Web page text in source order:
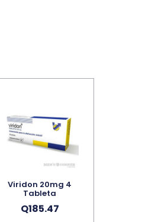
Viridon 20mg 4
Tableta
Q185.47